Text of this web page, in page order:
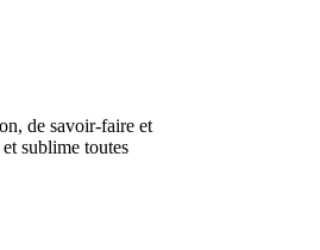
de savoir-faire et
sublime toutes